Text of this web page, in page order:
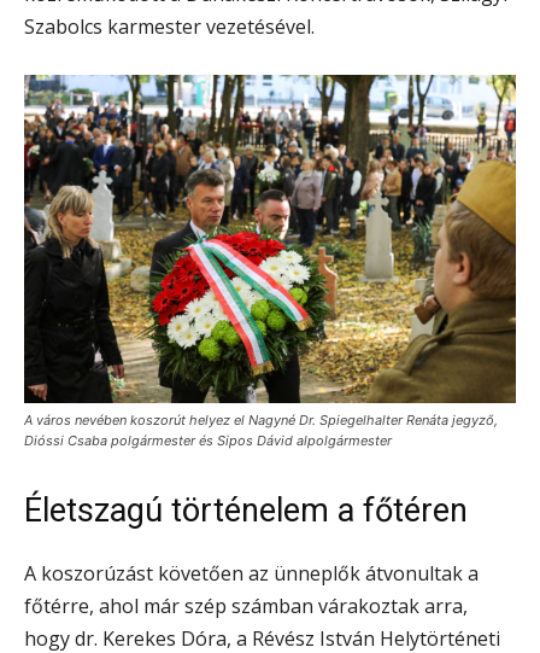
Szabolcs karmester vezetésével.
A város nevében koszorút helyez el Nagyné Dr. SpiegelhalterRenáta jegyző,
Dióssi Csaba polgármester és Sipos Dávid alpolgármester
Életszagú történelem a főtéren
A koszorúzást követően az ünneplők átvonultak a
főtérre, ahol már szép számban várakoztak arra,
hogy dr. Kerekes Dóra, a Révész István Helytörténeti